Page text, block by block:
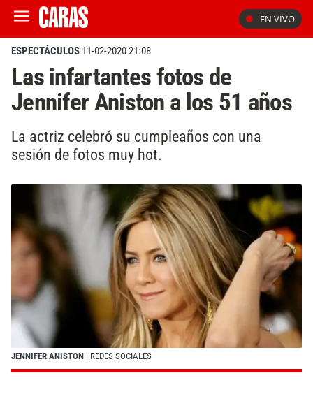
EN VIVO
ESPECTÁCULOS 11-02-2020 21:08
Las infartantes fotos de
Jennifer Aniston a los 51 años
La actriz celebró su cumpleaños con una
sesión de fotos muy hot.
JENNIFER ANISTON | REDES SOCIALES